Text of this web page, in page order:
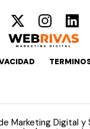
Marketing Digital y